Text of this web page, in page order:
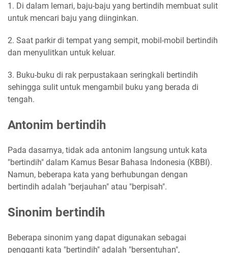
1. Di dalam lemari, baju-baju yang bertindih membuat sulit
untuk mencari baju yang diinginkan.
2. Saat parkir di tempat yang sempit, mobil-mobil bertindih
dan menyulitkan untuk keluar.
3. Buku-buku di rak perpustakaan seringkali bertindih
sehingga sulit untuk mengambil buku yang berada di
tengah.
Antonim bertindih
Pada dasarnya, tidak ada antonim langsung untuk kata
"bertindih" dalam Kamus Besar Bahasa Indonesia (KBBI).
Namun, beberapa kata yang berhubungan dengan
bertindih adalah "berjauhan" atau "berpisah".
Sinonim bertindih
Beberapa sinonim yang dapat digunakan sebagai
pengganti kata "bertindih" adalah "bersentuhan",